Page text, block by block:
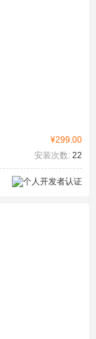
¥299.00
安装次数: 22